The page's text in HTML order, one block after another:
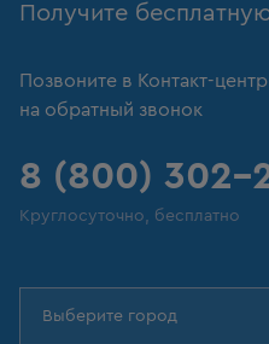
Получите
Позвоните в Контакт-
на обратный звонок
8 (800) 302-
Круглосуточно, бесплатно
Выберите город